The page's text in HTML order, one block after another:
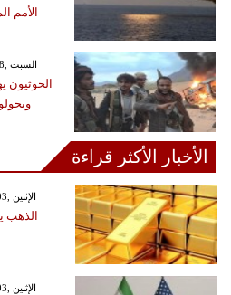
الأمم
GMT 22:21 2026 السبت ,08 آب / أغسطس
الحوثيون
الأخبار الأكثر قراءة
GMT 08:38 2026 الإثنين ,03 آب / أغسطس
الذهب
GMT 14:35 2026 الإثنين ,03 آب / أغسطس